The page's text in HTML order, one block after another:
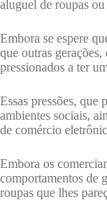
aluguel de roupas
Embora se espere
que outras gerações,
pressionados a ter
Essas pressões, que
ambientes sociais,
de comércio
Embora os
comportamentos de
roupas que lhes